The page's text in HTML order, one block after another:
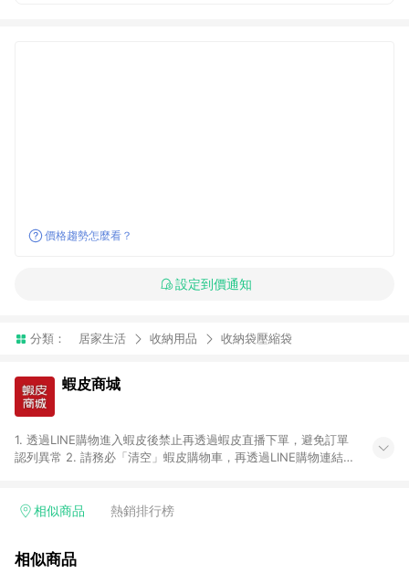
價格趨勢怎麼看？
設定到價通知
分類： 居家生活 收納用品 收納袋壓縮袋
蝦皮商城
1. 透過LINE購物進入蝦皮後禁止再透過蝦皮直播下單，避免訂單
認列異常 2. 請務必「清空」蝦皮購物車，再透過LINE購物連結至
交易後，想下第二張訂單，請重新從LINE購物連結至蝦皮商店進
Android手機、汽機車、一歲以下嬰兒配方奶粉、醫療器材：回饋
相似商品 熱銷排行榜
相似商品